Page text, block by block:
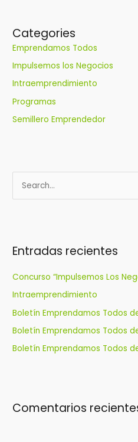
Categories
Emprendamos Todos
Impulsemos los Negocios
Intraemprendimiento
Programas
Semillero Emprendedor
a
Entradas recientes
Concurso “Impulsemos Los
Intraemprendimiento
Boletín Emprendamos Todos
Boletín Emprendamos Todos
Boletín Emprendamos Todos
Comentarios